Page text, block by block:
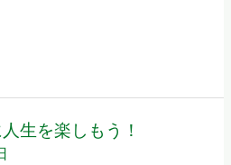
生を楽しもう！